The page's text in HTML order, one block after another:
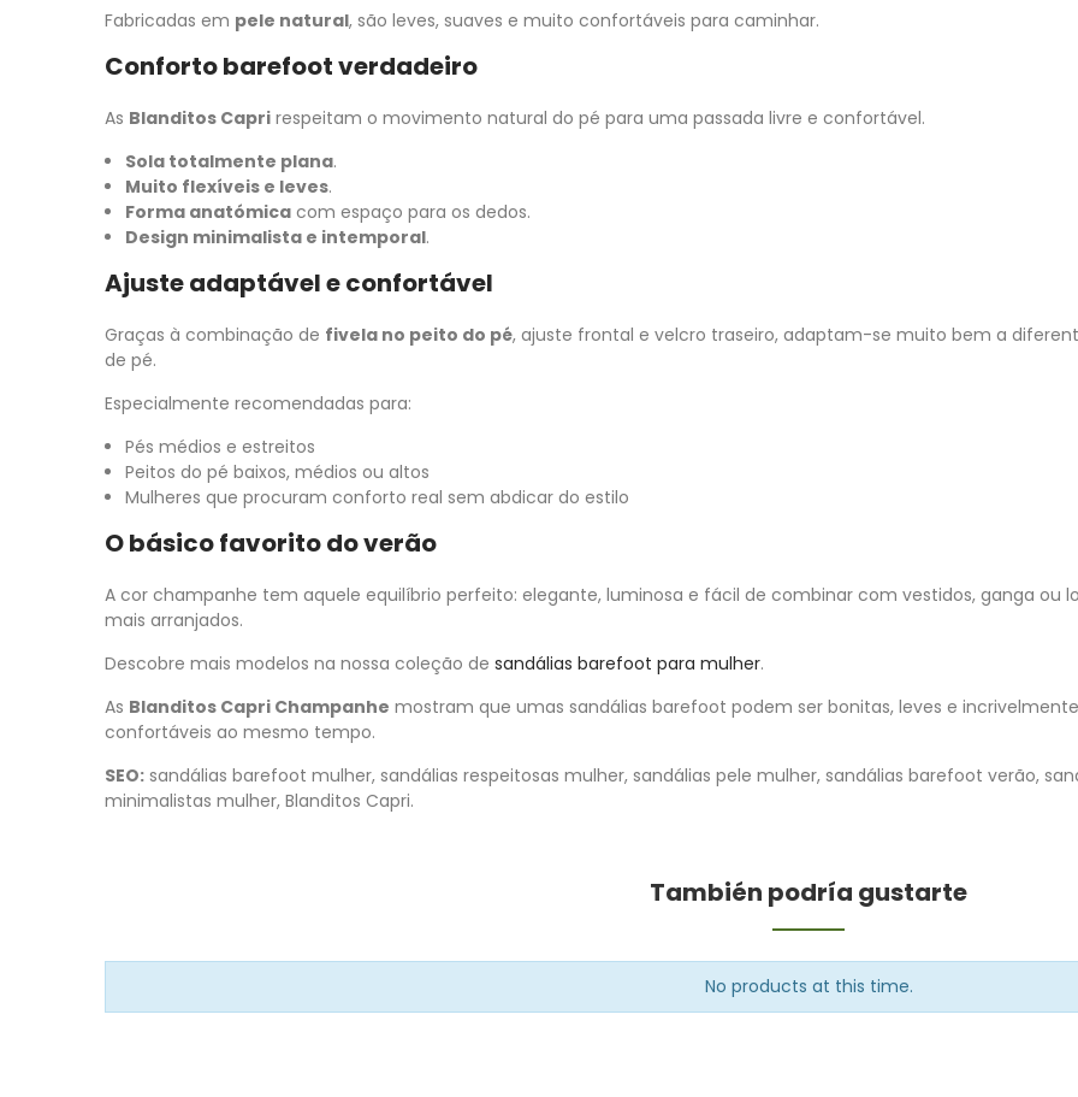
Fabricadas em pele natural, são leves, suaves e muito confortáveis para caminhar.
Conforto barefoot verdadeiro
As Blanditos Capri respeitam o movimento natural do pé para uma passada livre e confortável.
Sola totalmente plana.
Muito flexíveis e leves.
Forma anatómica com espaço para os dedos.
Design minimalista e intemporal.
Ajuste adaptável e confortável
Graças à combinação de fivela no peito do pé, ajuste frontal e velcro traseiro, adaptam-se muito bem a
de pé.
Especialmente recomendadas para:
Pés médios e estreitos
Peitos do pé baixos, médios ou altos
Mulheres que procuram conforto real sem abdicar do estilo
O básico favorito do verão
A cor champanhe tem aquele equilíbrio perfeito: elegante, luminosa e fácil de combinar com vestidos, ganga ou
mais arranjados.
Descobre mais modelos na nossa coleção de sandálias barefoot para mulher.
As Blanditos Capri Champanhe mostram que umas sandálias barefoot podem ser bonitas, leves e incrivelmente
confortáveis ao mesmo tempo.
SEO: sandálias barefoot mulher, sandálias respeitosas mulher, sandálias pele mulher, sandálias barefoot verão,
minimalistas mulher, Blanditos Capri.
También podría gustarte
No products at this time.